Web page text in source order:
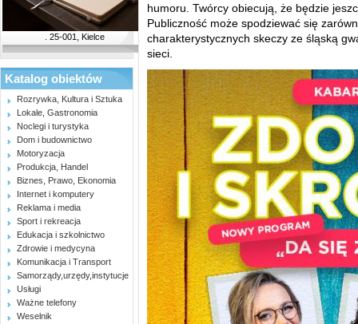
. 25-001, Kielce
Katalog obiektów
Rozrywka, Kultura i Sztuka
Lokale, Gastronomia
Noclegi i turystyka
Dom i budownictwo
Motoryzacja
Produkcja, Handel
Biznes, Prawo, Ekonomia
Internet i komputery
Reklama i media
Sport i rekreacja
Edukacja i szkolnictwo
Zdrowie i medycyna
Komunikacja i Transport
Samorządy,urzędy,instytucje
Usługi
Ważne telefony
Weselnik
humoru. Twórcy obiecują, że będzie
Publiczność może spodziewać się
charakterystycznych skeczy ze śląską
sieci.